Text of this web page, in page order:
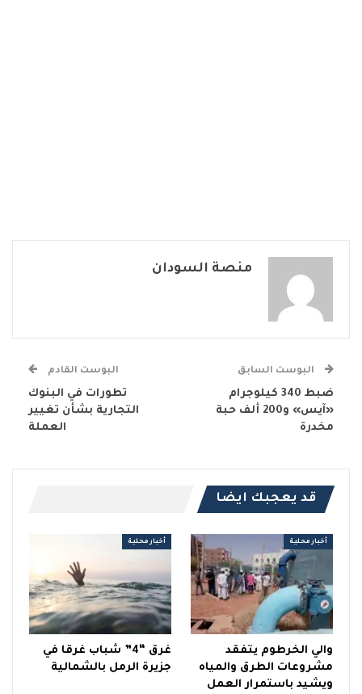
منصة السودان
البوست السابق
ضبط 340 كيلوجرام
«آيس» و200 ألف حبة
مخدرة
البوست القادم
تطورات في البنوك
التجارية بشأن تغيير
العملة
قد يعجبك ايضا
أخبار محلية
والي الخرطوم يتفقد
مشروعات الطرق والمياه
ويشيد باستمرار العمل
أخبار محلية
غرق “4” شباب غرقا في
جزيرة الرمل بالشمالية